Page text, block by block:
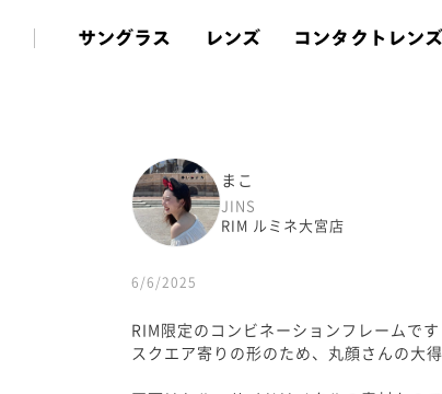
サングラス レンズ コンタクトレンズ
まこ
JINS
RIM ルミネ大宮店
6/6/2025
RIM限定のコンビネーションフレームです
スクエア寄りの形のため、丸顔さんの大